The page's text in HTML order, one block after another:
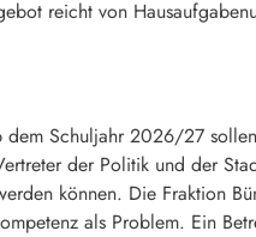
reicht von
dem Schuljahr 2026/27
der Politik und der
können. Die Fraktion
als Problem. Ein